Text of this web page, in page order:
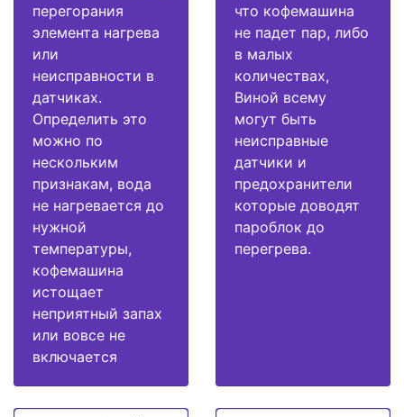
перегорания
элемента нагрева
или
неисправности в
датчиках.
Определить это
можно по
нескольким
признакам, вода
не нагревается до
нужной
температуры,
кофемашина
истощает
неприятный запах
или вовсе не
включается
что кофемашина
не падет пар, либо
в малых
количествах,
Виной всему
могут быть
неисправные
датчики и
предохранители
которые доводят
пароблок до
перегрева.